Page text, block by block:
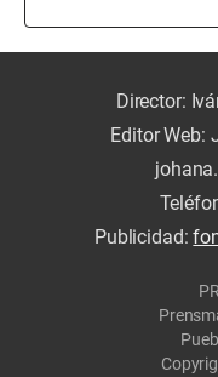
Director:
Editor Web:
Publicidad: